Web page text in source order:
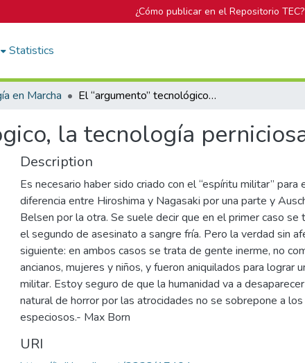
¿Cómo publicar en el Repositorio TEC?
Statistics
en Marcha El “argumento” tecnológico, la tecnología perniciosa y la ética
la tecnología
Description
Es necesario haber sido criado con el “espíritu militar” para
diferencia entre Hiroshima y Nagasaki por una parte y
Belsen por la otra. Se suele decir que en el primer caso se
el segundo de asesinato a sangre fría. Pero la verdad sin
siguiente: en ambos casos se trata de gente inerme, no
ancianos, mujeres y niños, y fueron aniquilados para lograr
militar. Estoy seguro de que la humanidad va a
natural de horror por las atrocidades no se sobrepone a
especiosos.- Max Born
URI